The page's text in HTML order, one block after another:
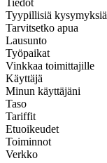
Tiedot
Tyypillisiä kysymyksiä
Tarvitsetko apua
Lausunto
Työpaikat
Vinkkaa toimittajille
Käyttäjä
Minun käyttäjäni
Taso
Tariffit
Etuoikeudet
Toiminnot
Verkko